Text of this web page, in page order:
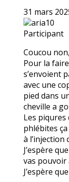
31 mars
aria10
Participant
Coucou
Pour la
s’envoient
avec une
pied dans
cheville a
Les piqures
phlébites
à l’injection
J’espère
vas pouvoir
J’espère